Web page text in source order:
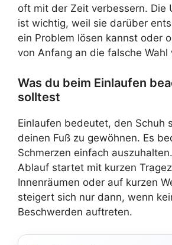
oft mit der Zeit verbessern. Die
ist wichtig, weil sie darüber
ein Problem lösen kannst oder
von Anfang an die falsche Wahl
Was du beim Einlaufen
solltest
Einlaufen bedeutet, den Schuh
deinen Fuß zu gewöhnen. Es
Schmerzen einfach
Ablauf startet mit kurzen
Innenräumen oder auf kurzen
steigert sich nur dann, wenn
Beschwerden auftreten.